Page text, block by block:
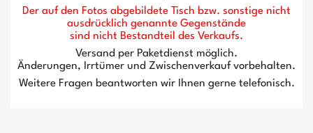
Der auf den Fotos abgebildete Tisch bzw. sonstige nicht
ausdrücklich genannte Gegenstände
sind nicht Bestandteil des Verkaufs.
Versand per Paketdienst möglich.
Änderungen, Irrtümer und Zwischenverkauf vorbehalten.
Weitere Fragen beantworten wir Ihnen gerne telefonisch.